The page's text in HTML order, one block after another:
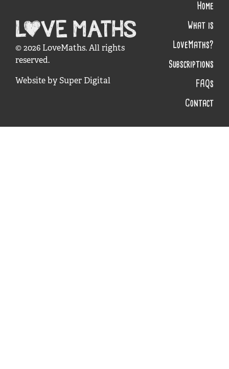
© 2026 LoveMaths. All rights
reserved.
Website bySuper Digital
Home
What is
LoveMaths?
Subscriptions
FAQs
Contact